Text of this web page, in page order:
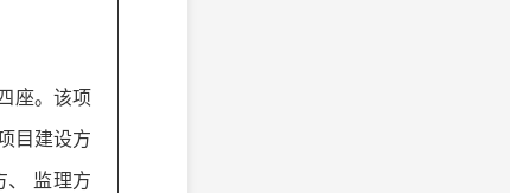
座。该项
目建设方
、 监理方